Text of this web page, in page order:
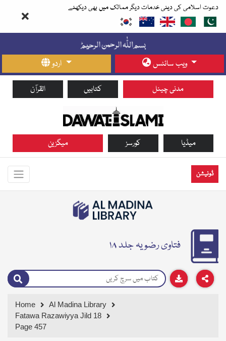
دعوت اسلامی کی دینی خدمات دیگر ممالک میں بھی دیکھئے
اردو ویب سائٹس
القرآن کتابیں مدنی چینل
میگزین کورسز میڈیا
ڈونیشن
فتاوی رضویہ جلد ۱۸
Home
Al Madina Library
Fatawa Razawiyya Jild 18
Page 457